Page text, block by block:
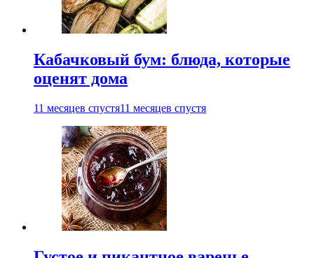
Кабачковый бум: блюда, которые
оценят дома
11 месяцев спустя11 месяцев спустя